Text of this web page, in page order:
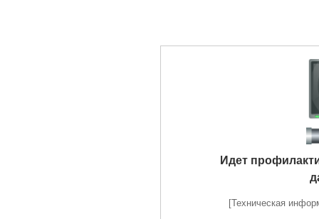
Идет
[Техническая